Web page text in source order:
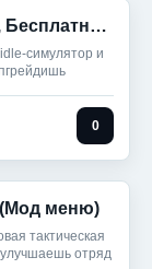
Idle Tap Splash Park (Мод, Бесплатные улучшения)
симулятор и
0
(Мод меню)
тактическая
отряд